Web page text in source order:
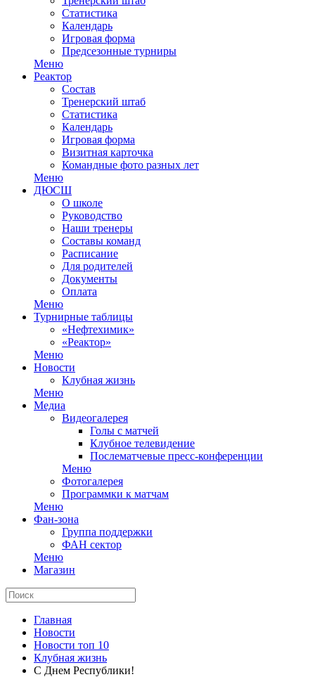
Статистика
Календарь
Игровая форма
Предсезонные турниры
Меню
Реактор
Состав
Тренерский штаб
Статистика
Календарь
Игровая форма
Визитная карточка
Командные фото разных лет
Меню
ДЮСШ
О школе
Руководство
Наши тренеры
Составы команд
Расписание
Для родителей
Документы
Оплата
Меню
Турнирные таблицы
«Нефтехимик»
«Реактор»
Меню
Новости
Клубная жизнь
Меню
Медиа
Видеогалерея
Голы с матчей
Клубное телевидение
Послематчевые пресс-конференции
Меню
Фотогалерея
Программки к матчам
Меню
Фан-зона
Группа поддержки
ФАН сектор
Меню
Магазин
Главная
Новости
Новости топ 10
Клубная жизнь
С Днем Республики!